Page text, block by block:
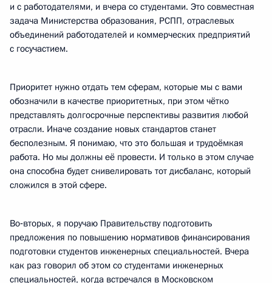
и с работодателями, и вчера со студентами. Это совместная
задача Министерства образования, РСПП, отраслевых
объединений работодателей и коммерческих предприятий
с госучастием.
Приоритет нужно отдать тем сферам, которые мы с вами
обозначили в качестве приоритетных, при этом чётко
представлять долгосрочные перспективы развития любой
отрасли. Иначе создание новых стандартов станет
бесполезным. Я понимаю, что это большая и трудоёмкая
работа. Но мы должны её провести. И только в этом случае
она способна будет снивелировать тот дисбаланс, который
сложился в этой сфере.
Во‑вторых, я поручаю Правительству подготовить
предложения по повышению нормативов финансирования
подготовки студентов инженерных специальностей. Вчера
как раз говорил об этом со студентами инженерных
специальностей, когда встречался в Московском